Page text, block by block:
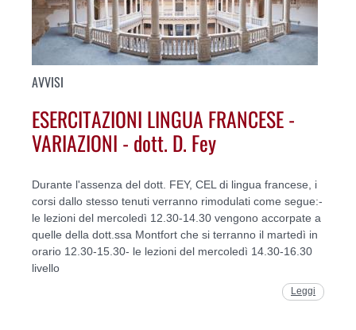
AVVISI
ESERCITAZIONI LINGUA FRANCESE -
VARIAZIONI - dott. D. Fey
Durante l'assenza del dott. FEY, CEL di lingua francese, i
corsi dallo stesso tenuti verranno rimodulati come segue:-
le lezioni del mercoledì 12.30-14.30 vengono accorpate a
quelle della dott.ssa Montfort che si terranno il martedì in
orario 12.30-15.30- le lezioni del mercoledì 14.30-16.30
livello
Leggi